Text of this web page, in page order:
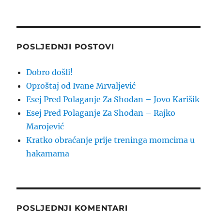
POSLJEDNJI POSTOVI
Dobro došli!
Oproštaj od Ivane Mrvaljević
Esej Pred Polaganje Za Shodan – Jovo Karišik
Esej Pred Polaganje Za Shodan – Rajko
Marojević
Kratko obraćanje prije treninga momcima u
hakamama
POSLJEDNJI KOMENTARI